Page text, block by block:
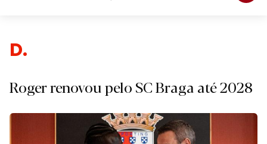
Desp
Roger renovou pelo SC Braga até 2028